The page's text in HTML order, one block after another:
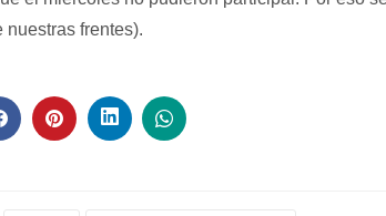
nuestras frentes).